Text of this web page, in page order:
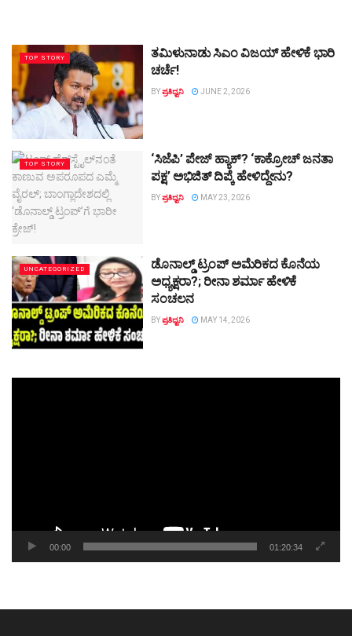
TOP STORY
ತಮಿಳುನಾಡು ಸಿಎಂ ವಿಜಯ್ ಹೇಳಿಕೆ ಭಾರಿ
ಚರ್ಚೆ!
BYಪ್ರತಿಧ್ವನಿ JUNE 2, 2026
TOP STORY
‘ಸಿಜೆಪಿ’ ಪೇಜ್ ಹ್ಯಾಕ್‌? ‘ಕಾಕ್ರೋಚ್ ಜನತಾ
ಪಕ್ಷ’ ಅಭಿಜಿತ್ ದಿಪ್ಕೆ ಹೇಳಿದ್ದೇನು?
BYಪ್ರತಿಧ್ವನಿ MAY 23, 2026
UNCATEGORIZED
ಡೊನಾಲ್ಡ್ ಟ್ರಂಪ್ ಅಮೆರಿಕದ ಕೊನೆಯ
ಅಧ್ಯಕ್ಷರಾ?; ರೀನಾ ಶರ್ಮಾ ಹೇಳಿಕೆ
ಸಂಚಲನ
BYಪ್ರತಿಧ್ವನಿ MAY 14, 2026
00:00 01:20:34